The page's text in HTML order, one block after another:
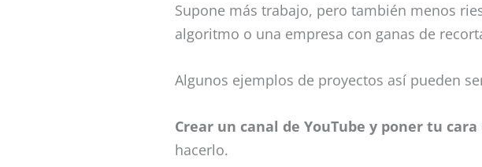
Supone más trabajo, pero también menos
algoritmo o una empresa con ganas de
Algunos ejemplos de proyectos así pueden
Crear un canal de YouTube y poner tu
hacerlo.